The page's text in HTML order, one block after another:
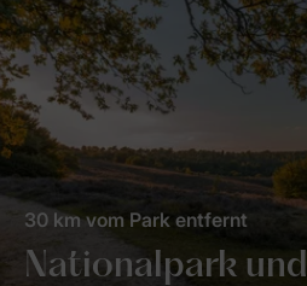
Nationalpark und
30 km vom Park entfernt